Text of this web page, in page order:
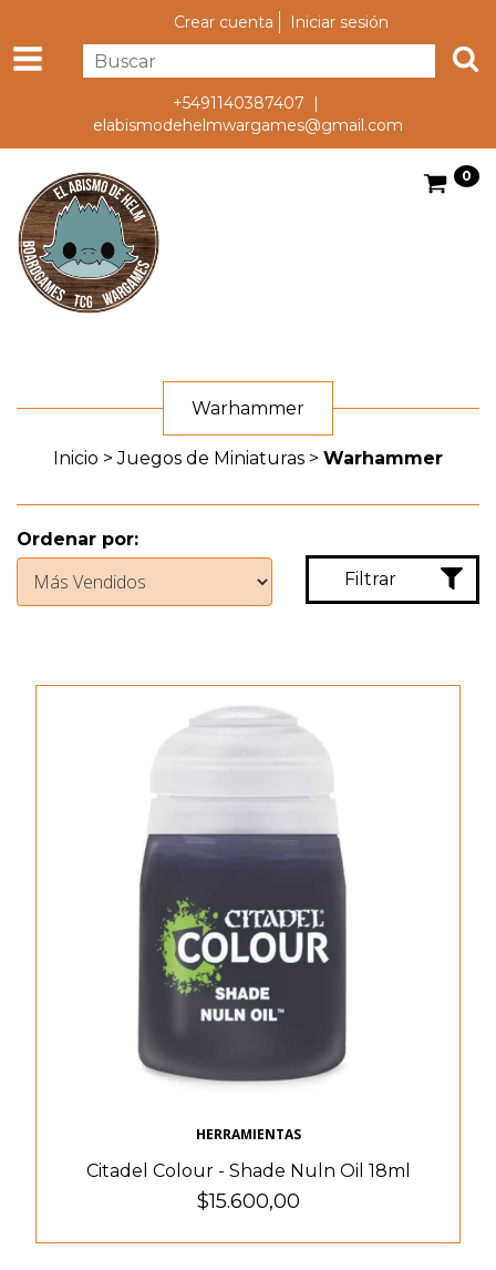
Crear cuenta Iniciar sesión
+5491140387407 |
elabismodehelmwargames@gmail.com
0
Warhammer
Inicio > Juegos de Miniaturas > Warhammer
Ordenar por:
Filtrar
HERRAMIENTAS
Citadel Colour - Shade Nuln Oil 18ml
$15.600,00